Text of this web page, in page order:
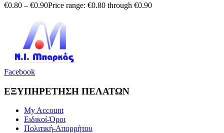
€0.80 – €0.90Price range: €0.80 through €0.90
Facebook
ΕΞΥΠΗΡΕΤΗΣΗ ΠΕΛΑΤΩΝ
My Account
Ειδικοί-Όροι
Πολιτική-Απορρήτου